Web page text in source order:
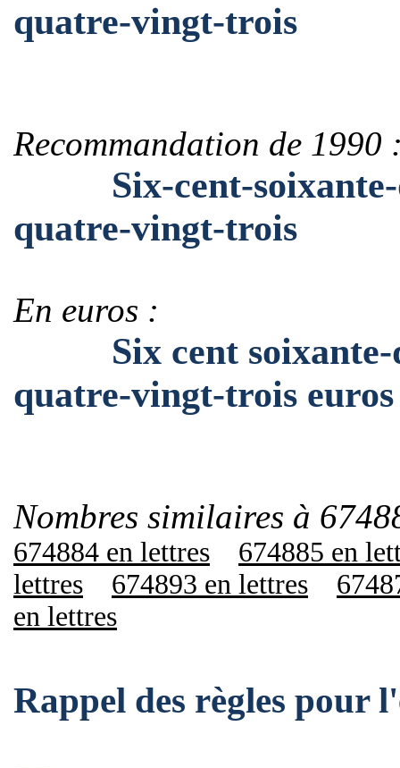
quatre-vingt-trois
Recommandation de 1990
Six-cent-soixante-
quatre-vingt-trois
En euros :
Six cent soixante-
quatre-vingt-trois euros
Nombres similaires à
674884 en lettres
674885 en
lettres
674893 en lettres
en lettres
Rappel des règles pour